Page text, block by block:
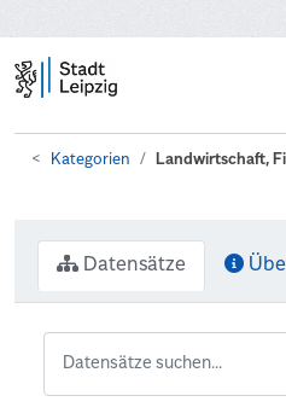
Kategorien Landwirtschaft,
Datensätze